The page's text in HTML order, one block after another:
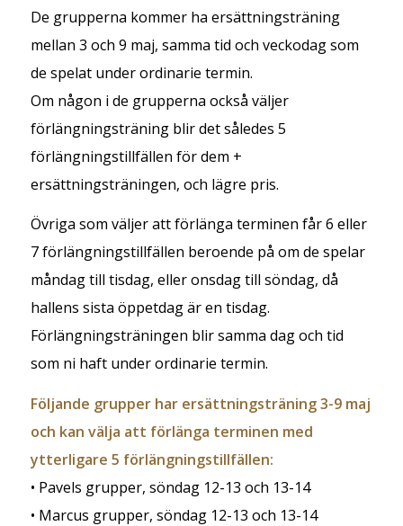
De grupperna kommer ha ersättningsträning
mellan 3 och 9 maj, samma tid och veckodag som
de spelat under ordinarie termin.
Om någon i de grupperna också väljer
förlängningsträning blir det således 5
förlängningstillfällen för dem +
ersättningsträningen, och lägre pris.
Övriga som väljer att förlänga terminen får 6 eller
7 förlängningstillfällen beroende på om de spelar
måndag till tisdag, eller onsdag till söndag, då
hallens sista öppetdag är en tisdag.
Förlängningsträningen blir samma dag och tid
som ni haft under ordinarie termin.
Följande grupper har ersättningsträning 3-9 maj
och kan välja att förlänga terminen med
ytterligare 5 förlängningstillfällen:
• Pavels grupper, söndag 12-13 och 13-14
• Marcus grupper, söndag 12-13 och 13-14